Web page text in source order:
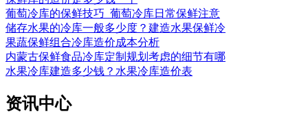
葡萄冷库的保鲜技巧_葡萄冷库日常保鲜注意
储存水果的冷库一般多少度？建造水果保鲜冷
果蔬保鲜组合冷库造价成本分析
内蒙古保鲜食品冷库定制规划考虑的细节有哪
水果冷库建造多少钱？水果冷库造价表
资讯中心